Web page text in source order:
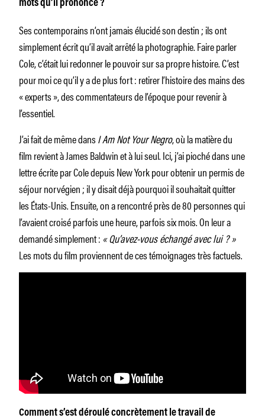
mots qu’il prononce ?
Ses contemporains n’ont jamais élucidé son destin ; ils ont
simplement écrit qu’il avait arrêté la photographie. Faire parler
Cole, c’était lui redonner le pouvoir sur sa propre histoire. C’est
pour moi ce qu’il y a de plus fort : retirer l’histoire des mains des
« experts », des commentateurs de l’époque pour revenir à
l’essentiel.
J’ai fait de même dansI Am Not Your Negro, où la matière du
film revient à James Baldwin et à lui seul. Ici, j’ai pioché dans une
lettre écrite par Cole depuis New York pour obtenir un permis de
séjour norvégien ; il y disait déjà pourquoi il souhaitait quitter
les États-Unis. Ensuite, on a rencontré près de 80 personnes qui
l’avaient croisé parfois une heure, parfois six mois. On leur a
demandé simplement : « Qu’avez-vous échangé avec lui ? »
Les mots du film proviennent de ces témoignages très factuels.
Comment s’est déroulé concrètement le travail de